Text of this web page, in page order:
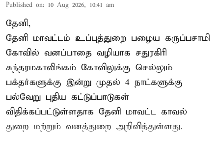
Published on: 10 Aug 2026, 10:41 am
தேனி,
தேனி மாவட்டம் உப்புத்துறை பழைய கருப்பசாமி
கோவில் வனப்பாதை வழியாக சதுரகிரி
சுந்தரமகாலிங்கம் கோவிலுக்கு செல்லும்
பக்தர்களுக்கு இன்று முதல் 4 நாட்களுக்கு
பல்வேறு புதிய கட்டுப்பாடுகள்
விதிக்கப்பட்டுள்ளதாக தேனி மாவட்ட காவல்
துறை மற்றும் வனத்துறை அறிவித்துள்ளது.